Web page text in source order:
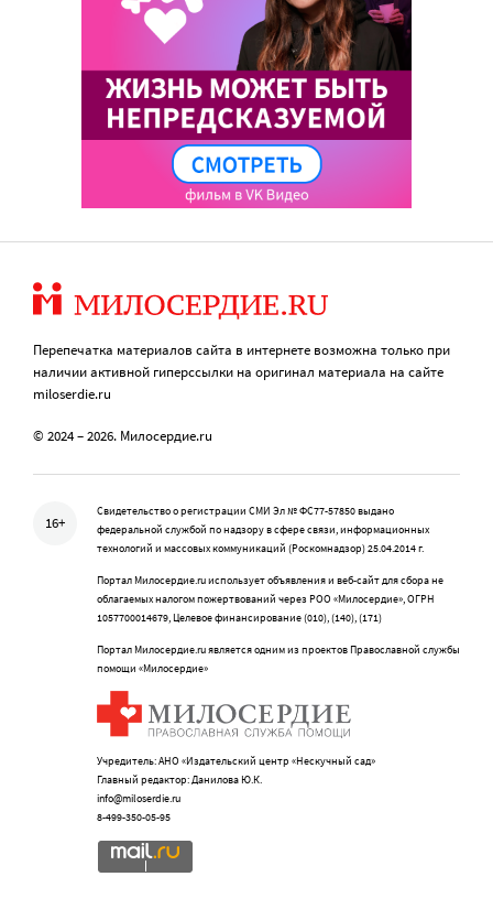
Перепечатка материалов сайта в интернете возможна только при
наличии активной гиперссылки на оригинал материала на сайте
miloserdie.ru
© 2024 – 2026. Милосердие.ru
16+
Свидетельство о регистрации СМИ Эл № ФС77-57850 выдано
федеральной службой по надзору в сфере связи, информационных
технологий и массовых коммуникаций (Роскомнадзор) 25.04.2014 г.
Портал Милосердие.ru использует объявления и веб-сайт для сбора не
облагаемых налогом пожертвований через РОО «Милосердие», ОГРН
1057700014679, Целевое финансирование (010), (140), (171)
Портал Милосердие.ru является одним из проектов Православной службы
помощи «Милосердие»
Учредитель: АНО «Издательский центр «Нескучный сад»
Главный редактор: Данилова Ю.К.
info@miloserdie.ru
8-499-350-05-95